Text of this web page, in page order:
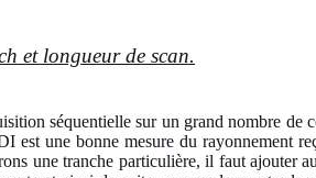
et longueur de scan.
séquentielle sur un grand nombre de
est une bonne mesure du rayonnement
une tranche particulière, il faut ajouter